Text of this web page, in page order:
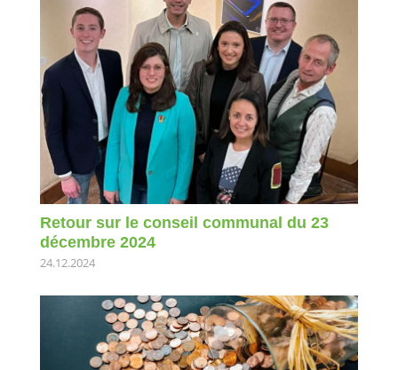
Retour sur le conseil communal du 23
décembre 2024
24.12.2024